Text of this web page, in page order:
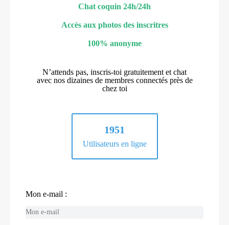
Chat coquin 24h/24h
Accès aux photos des inscritres
100% anonyme
N’attends pas, inscris-toi gratuitement et chat
avec nos dizaines de membres connectés près de
chez toi
1951
Utilisateurs en ligne
Mon e-mail :